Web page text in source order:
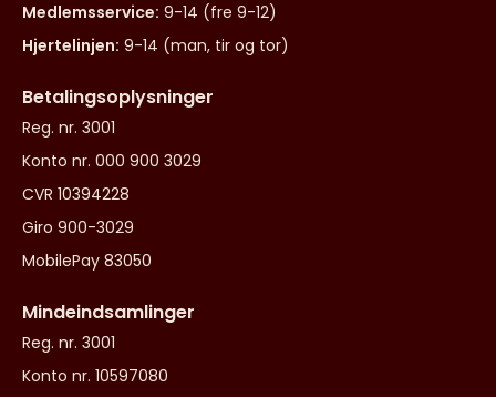
Medlemsservice: 9-14 (fre 9-12)
Hjertelinjen: 9-14 (man, tir og tor)
Betalingsoplysninger
Reg. nr. 3001
Konto nr. 000 900 3029
CVR 10394228
Giro 900-3029
MobilePay 83050
Mindeindsamlinger
Reg. nr. 3001
Konto nr. 10597080